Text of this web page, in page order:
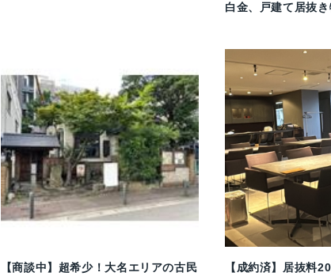
白金、戸建て居抜
【商談中】超希少！大名エリアの古民
【成約済】居抜料